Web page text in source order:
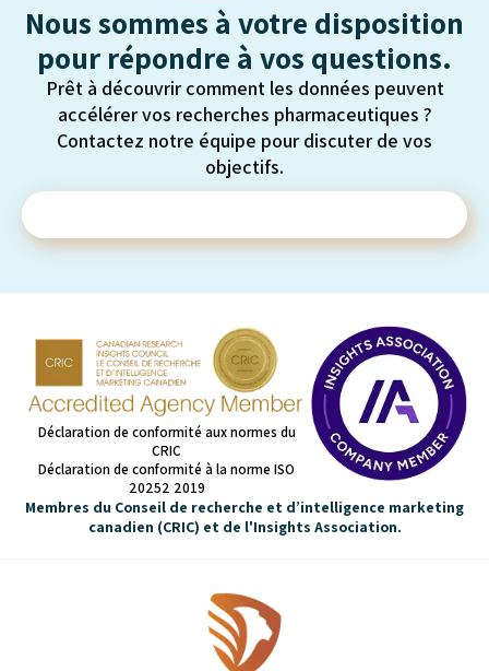
Nous sommes à votre disposition
pour répondre à vos questions.
Prêt à découvrir comment les données peuvent
accélérer vos recherches pharmaceutiques ?
Contactez notre équipe pour discuter de vos
objectifs.
Déclaration de conformité aux normes du
CRIC
Déclaration de conformité à la norme ISO
20252 2019
Membres du Conseil de recherche et d’intelligence marketing
canadien (CRIC) et de l'Insights Association.